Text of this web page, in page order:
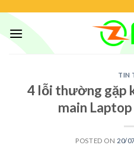
content
TIN
4 lỗi thường gặp
main
POSTED ON 20/